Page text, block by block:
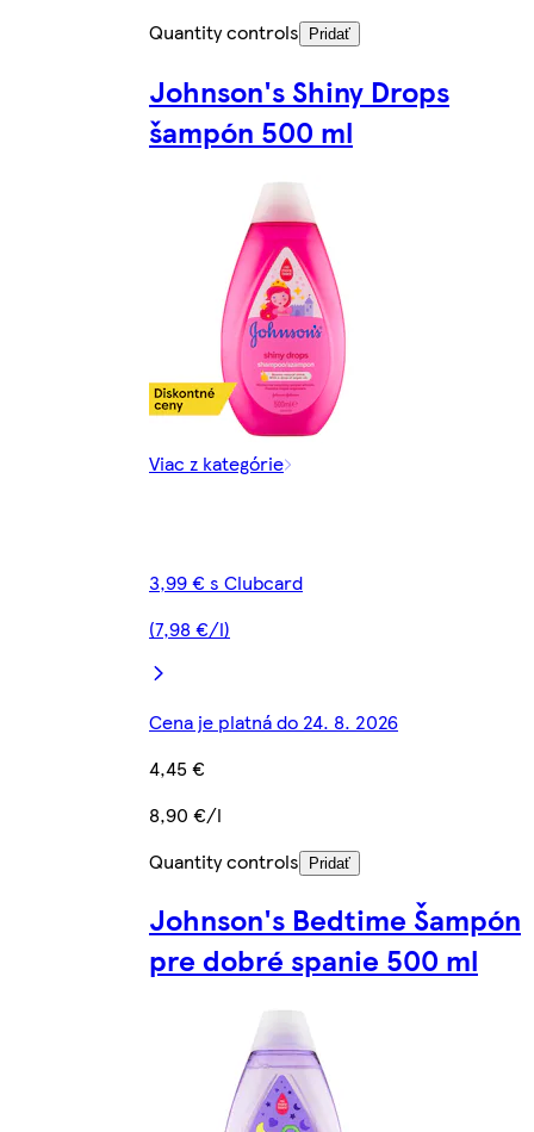
Quantity controls
Pridať
Johnson's Shiny Drops
šampón 500 ml
Viac z kategórie
3,99 € s Clubcard
(7,98 €/l)
Cena je platná do 24. 8. 2026
4,45 €
8,90 €/l
Quantity controls
Pridať
Johnson's Bedtime Šampón
pre dobré spanie 500 ml